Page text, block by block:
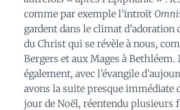
comme par exemple l’introït
gardent dans le climat d’adoration
du Christ qui se révèle à nous,
Bergers et aux Mages à Bethléem.
également, avec l’évangile
avons la suite presque immédiate
jour de Noël, réentendu plusieurs